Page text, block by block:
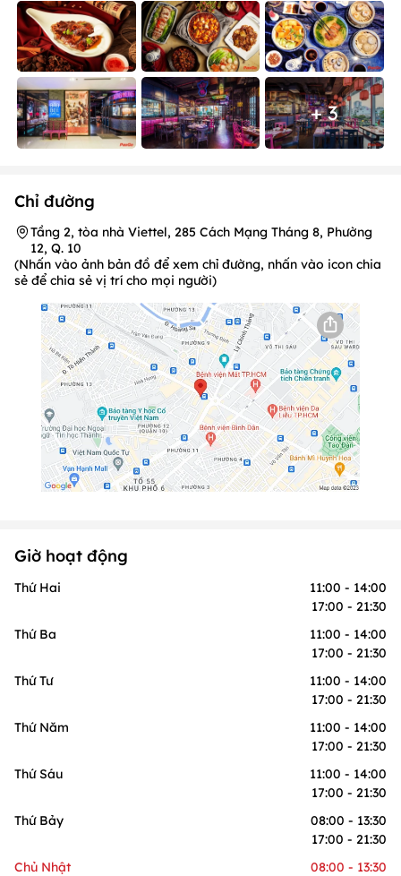
+ 3
Chỉ đường
Tầng 2, tòa nhà Viettel, 285 Cách Mạng Tháng 8, Phường
12, Q. 10
(Nhấn vào ảnh bản đồ để xem chỉ đường, nhấn vào icon chia
sẻ để chia sẻ vị trí cho mọi người)
Giờ hoạt động
Thứ Hai
11:00 - 14:00
17:00 - 21:30
Thứ Ba
11:00 - 14:00
17:00 - 21:30
Thứ Tư
11:00 - 14:00
17:00 - 21:30
Thứ Năm
11:00 - 14:00
17:00 - 21:30
Thứ Sáu
11:00 - 14:00
17:00 - 21:30
Thứ Bảy
08:00 - 13:30
17:00 - 21:30
Chủ Nhật
08:00 - 13:30